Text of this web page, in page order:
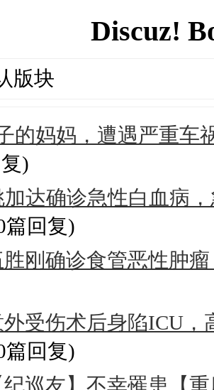
Discuz!
版块
的妈妈，遭遇严重车
)
加达确诊急性白血病
篇回复)
刚确诊食管恶性肿
受伤术后身陷ICU
篇回复)
巡友】不幸罹患【